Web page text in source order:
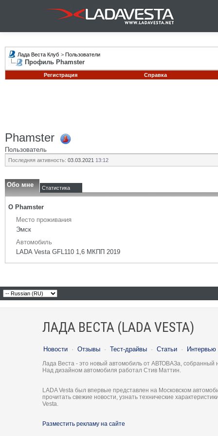
Лада Веста Клуб > Пользователи
Профиль Phamster
Регистрация Справка
Phamster
Пользователь
Последняя активность: 03.03.2021 13:12
Обо мне Статистика
О Phamster
Место проживания
Эмск
Автомобиль
LADA Vesta GFL110 1,6 МКПП 2019
ЛАДА ВЕСТА (LADA VESTA)
Новости · Отзывы · Тест-драйвы · Статьи · Интервью
Лада Веста - это новый автомобиль от АВТОВАЗа, собранный
Над дизайном автомобиля работал Стив Маттин.
LADA Vesta был впервые представлен на Московском
прочитать свежие новости, узнать технические
Vesta.
Разместить рекламу на сайте